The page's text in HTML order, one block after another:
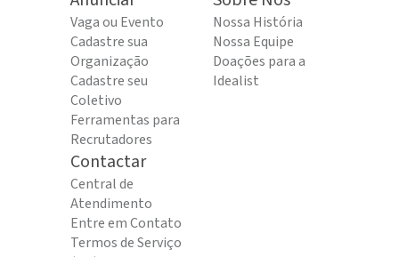
Vaga ou Evento
Cadastre sua
Organização
Cadastre seu
Coletivo
Ferramentas para
Recrutadores
Nossa História
Nossa Equipe
Doações para a
Idealist
Contactar
Central de
Atendimento
Entre em Contato
Termos de Serviço